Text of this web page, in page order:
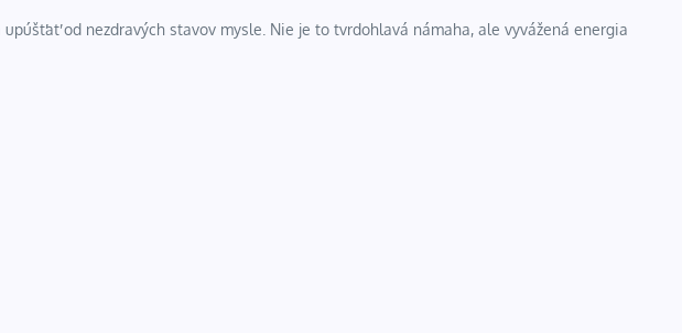
od nezdravých stavov mysle. Nie je to tvrdohlavá námaha, ale vyvážená energia